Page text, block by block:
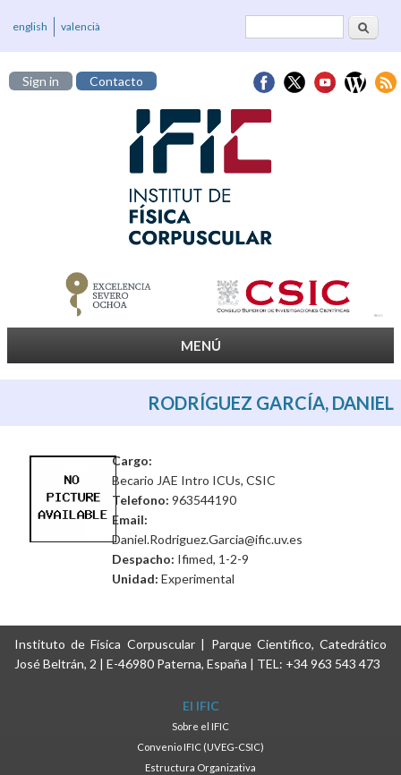
Formulario deBuscar
english valencià
Sign in Contacto
MENÚ
RODRÍGUEZ GARCÍA, DANIEL
Cargo:
Becario JAE Intro ICUs, CSIC
Telefono: 963544190
Email:
Daniel.Rodriguez.Garcia@ific.uv.es
Despacho: Ifimed, 1-2-9
Unidad: Experimental
Instituto de Física Corpuscular | Parque Científico, Catedrático
José Beltrán, 2 | E-46980 Paterna, España | TEL: +34 963 543 473
El IFIC
Sobre el IFIC
Convenio IFIC (UVEG-CSIC)
Estructura Organizativa